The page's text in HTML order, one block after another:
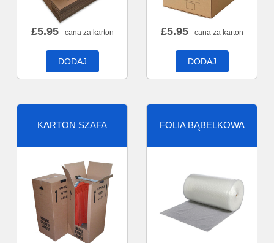
£5.95- cana za karton
DODAJ
£5.95- cana za karton
DODAJ
KARTON SZAFA FOLIA BĄBELKOWA